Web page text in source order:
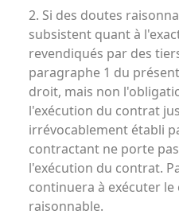
2. Si des doutes
subsistent quant à
revendiqués par des
paragraphe 1 du
droit, mais non
l'exécution du contrat
irrévocablement établi
contractant ne porte
l'exécution du contrat.
continuera à exécuter
raisonnable.